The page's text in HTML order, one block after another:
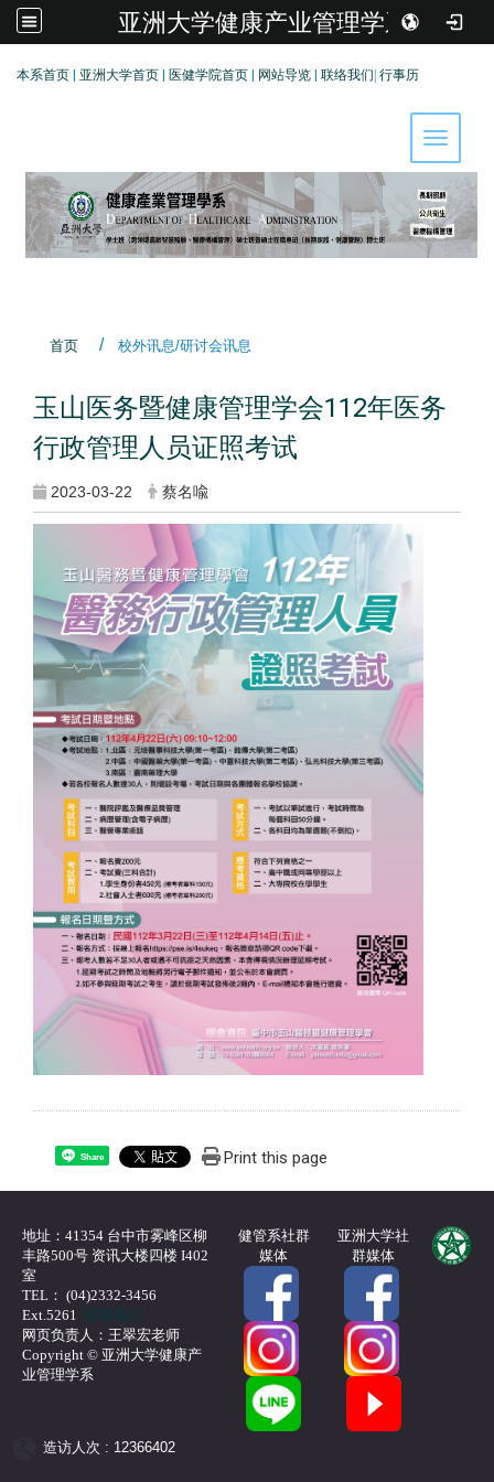
亚洲大学健康产业管理学系
本系首页 亚洲大学首页 医健学院首页 网站导览 联络我们 行事历
Toggle
首页 校外讯息/研讨会讯息
玉山医务暨健康管理学会112年医务
行政管理人员证照考试
2023-03-22 蔡名喩
Share Print this page
地址：41354 台中市雾峰区柳
丰路500号 资讯大楼四楼 I402
室
TEL： (04)2332-3456
Ext.5261联络我们
网页负责人：王翠宏老师
Copyright © 亚洲大学健康产
业管理学系
健管系社群
媒体
亚洲大学社
群媒体
造访人次 : 12366402